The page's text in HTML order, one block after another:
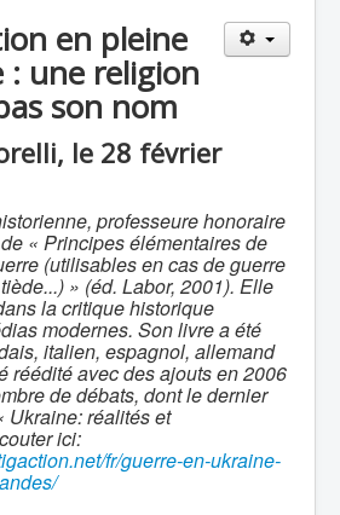
en pleine
: une religion
son nom
le 28 février
professeure honoraire
« Principes élémentaires de
(utilisables en cas de guerre
» (éd. Labor, 2001). Elle
la critique historique
modernes. Son livre a été
italien, espagnol, allemand
réédité avec des ajouts en 2006
de débats, dont le dernier
Ukraine: réalités et
ici:
fr/guerre-en-ukraine-